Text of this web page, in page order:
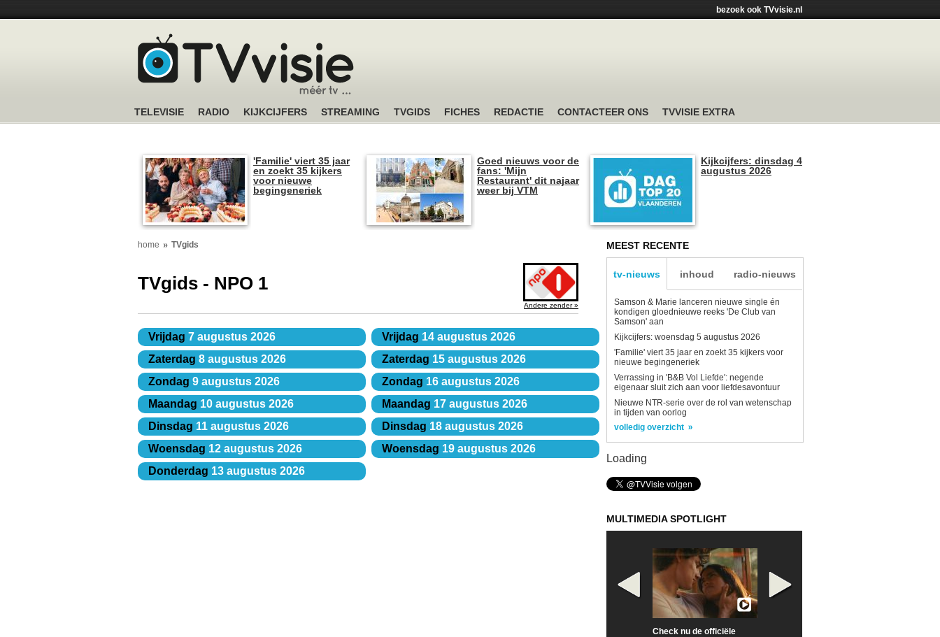
bezoek ook TVvisie.nl
TELEVISIE RADIO KIJKCIJFERS STREAMING TVGIDS FICHES REDACTIE CONTACTEER ONS TVVISIE EXTRA
'Familie' viert 35 jaar
en zoekt 35 kijkers
voor nieuwe
begingeneriek
Goed nieuws voor de
fans: 'Mijn
Restaurant' dit najaar
weer bij VTM
Kijkcijfers: dinsdag 4
augustus 2026
home TVgids
TVgids - NPO 1
Andere zender »
Vrijdag 7 augustus 2026
Zaterdag 8 augustus 2026
Zondag 9 augustus 2026
Maandag 10 augustus 2026
Dinsdag 11 augustus 2026
Woensdag 12 augustus 2026
Donderdag 13 augustus 2026
Vrijdag 14 augustus 2026
Zaterdag 15 augustus 2026
Zondag 16 augustus 2026
Maandag 17 augustus 2026
Dinsdag 18 augustus 2026
Woensdag 19 augustus 2026
MEEST RECENTE
tv-nieuws inhoud radio-nieuws
Samson & Marie lanceren nieuwe single én
kondigen gloednieuwe reeks 'De Club van
Samson' aan
Kijkcijfers: woensdag 5 augustus 2026
'Familie' viert 35 jaar en zoekt 35 kijkers voor
nieuwe begingeneriek
Verrassing in 'B&B Vol Liefde': negende
eigenaar sluit zich aan voor liefdesavontuur
Nieuwe NTR-serie over de rol van wetenschap
in tijden van oorlog
volledig overzicht
Loading
MULTIMEDIA SPOTLIGHT
Check nu de officiële